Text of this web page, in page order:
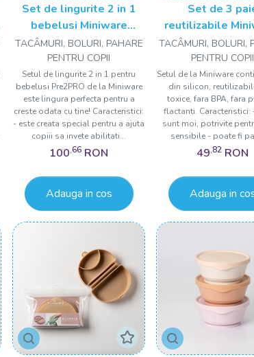
Set de lingurite 2 in 1
bebelusi Miniware
Pre2PRO, 100% din
materiale naturale
biodegradabile, Pink
Antioxidant
TACÂMURI, BOLURI, PAHARE
PENTRU COPII
Setul de lingurite 2 in 1 pentru
bebelusi Pre2PRO de la Miniware
este lingura perfecta pentru a
creste odata cu tine! Caracteristici:
- este creata special pentru a ajuta
copiii sa invete abilitati...
100,66 RON
Adauga in cos
Set de 3
reutilizabile
100% din
alimentar, Cotton
TACÂMURI, BOLURI,
PENTRU COPII
Setul de la Miniware
din silicon,
toxice, fara BPA, fara
flactanti. Caracteristici:
sunt moi, potrivite
sensibile - poate fi
49,82 RON
Adauga in